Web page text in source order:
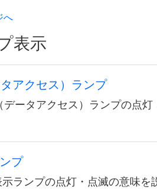
へ
表示
アクセス）ランプ
ータアクセス）ランプの点灯
プ
ランプの点灯・点滅の意味を